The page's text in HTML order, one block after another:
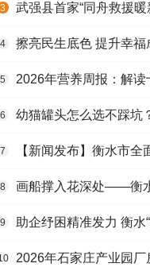
3 武强县首家“同舟救援暖新驿站
4 擦亮民生底色 提升幸福成色
5 2026年营养周报：解读十大品牌
6 幼猫罐头怎么选不踩坑？2026
7 【新闻发布】衡水市全面推进“
8 画船撑入花深处——衡
9 助企纾困精准发力 衡水“数
2026年石家庄产业园厂房投资